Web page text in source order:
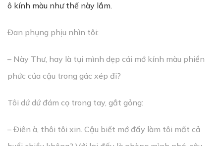
ô kính màu như thế này lắm.
Đan phụng phịu nhìn tôi:
– Này Thư, hay là tụi mình dẹp cái mớ kính màu phiền
phức của cậu trong gác xép đi?
Tôi dứ dứ đám cọ trong tay, gắt gỏng:
– Điên à, thôi tôi xin. Cậu biết mớ đấy làm tôi mất cả